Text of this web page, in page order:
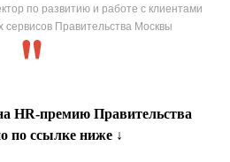
по развитию и работе с клиентами
сервисов Правительства Москвы
HR-премию Правительства
по ссылке ниже ↓